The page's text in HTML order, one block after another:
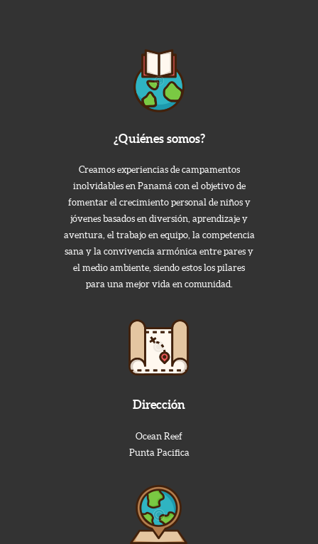
¿Quiénes somos?
Creamos experiencias de campamentos
inolvidables en Panamá con el objetivo de
fomentar el crecimiento personal de niños y
jóvenes basados en diversión, aprendizaje y
aventura, el trabajo en equipo, la competencia
sana y la convivencia armónica entre pares y
el medio ambiente, siendo estos los pilares
para una mejor vida en comunidad.
Dirección
Ocean Reef
Punta Pacifica